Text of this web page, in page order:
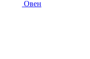
Овен